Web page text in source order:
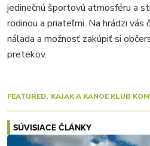
jedinečnú športovú atmosféru a
rodinou a priateľmi. Na hrádzi vás
nálada a možnosť zakúpiť si
pretekov.
FEATURED KAJAK A KANOE KLUB
SÚVISIACE ČLÁNKY